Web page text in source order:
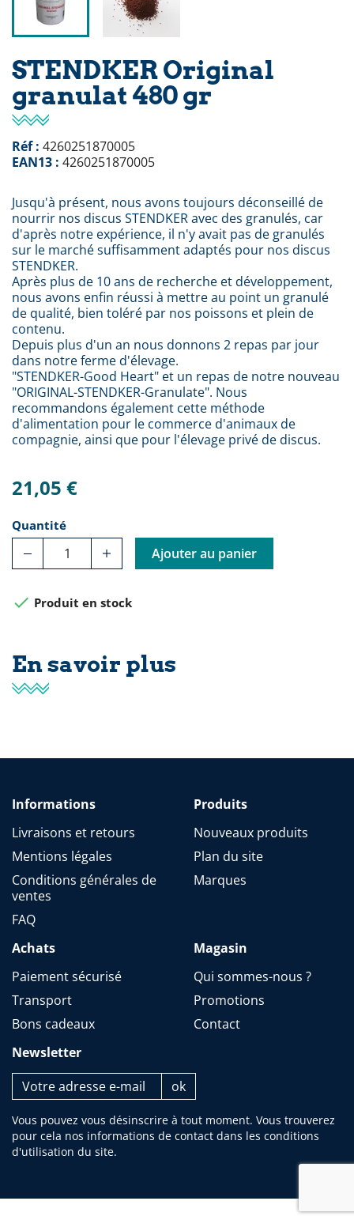
STENDKER Original
granulat 480 gr
Réf : 4260251870005
EAN13 : 4260251870005
Jusqu'à présent, nous avons toujours déconseillé de
nourrir nos discus STENDKER avec des granulés, car
d'après notre expérience, il n'y avait pas de granulés
sur le marché suffisamment adaptés pour nos discus
STENDKER.
Après plus de 10 ans de recherche et développement,
nous avons enfin réussi à mettre au point un granulé
de qualité, bien toléré par nos poissons et plein de
contenu.
Depuis plus d'un an nous donnons 2 repas par jour
dans notre ferme d'élevage.
"STENDKER-Good Heart" et un repas de notre nouveau
"ORIGINAL-STENDKER-Granulate". Nous
recommandons également cette méthode
d'alimentation pour le commerce d'animaux de
compagnie, ainsi que pour l'élevage privé de discus.
21,05 €
Quantité
Ajouter au panier
 Produit en stock
En savoir plus
Informations
Livraisons et retours
Mentions légales
Conditions générales de
ventes
FAQ
Produits
Nouveaux produits
Plan du site
Marques
Achats
Paiement sécurisé
Transport
Bons cadeaux
Magasin
Qui sommes-nous ?
Promotions
Contact
Newsletter
Vous pouvez vous désinscrire à tout moment. Vous trouverez
pour cela nos informations de contact dans les conditions
d'utilisation du site.